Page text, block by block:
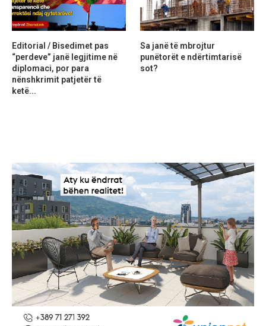
Editorial / Bisedimet pas
“perdeve” janë legjitime në
diplomaci, por para
nënshkrimit patjetër të
ketë...
Sa janë të mbrojtur
punëtorët e ndërtimtarisë
sot?